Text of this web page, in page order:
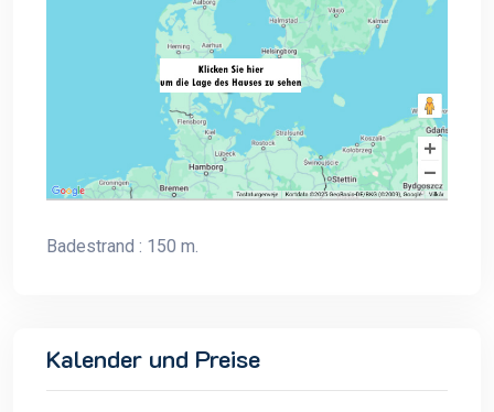
Badestrand : 150 m.
Kalender und Preise